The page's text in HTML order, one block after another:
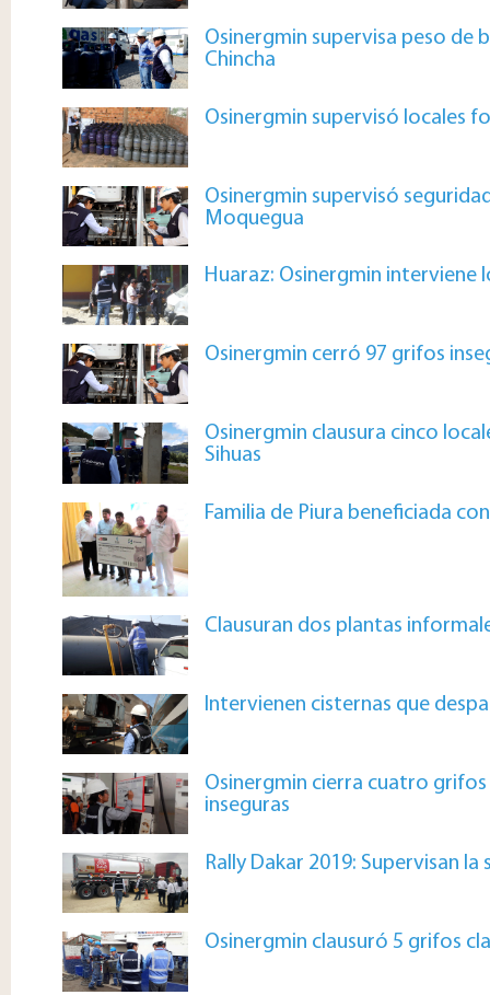
Osinergmin supervisa peso de
Chincha
Osinergmin supervisó locales
Osinergmin supervisó
Moquegua
Huaraz: Osinergmin interviene
Osinergmin cerró 97 grifos
Osinergmin clausura cinco
Sihuas
Familia de Piura beneficiada
Clausuran dos plantas
Intervienen cisternas que
Osinergmin cierra cuatro
inseguras
Rally Dakar 2019: Supervisan
Osinergmin clausuró 5 grifos